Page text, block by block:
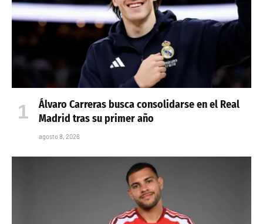
Álvaro Carreras busca consolidarse en el Real
Madrid tras su primer año
agosto 8, 2026